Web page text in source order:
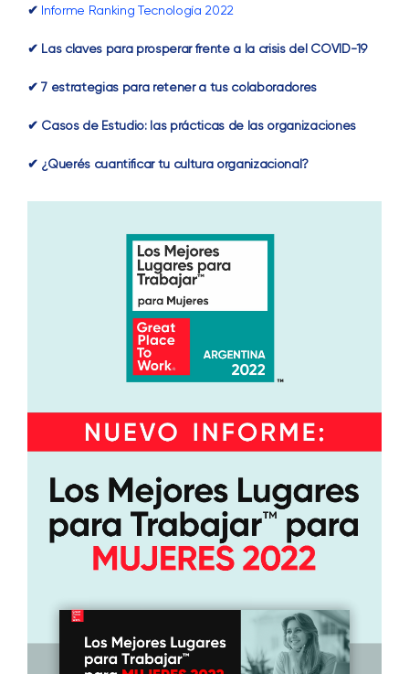
✔ Informe Ranking Tecnología 2022
✔ Las claves para prosperar frente a la crisis del COVID-19
✔ 7 estrategias para retener a tus colaboradores
✔ Casos de Estudio: las prácticas de las organizaciones
✔ ¿Querés cuantificar tu cultura organizacional?